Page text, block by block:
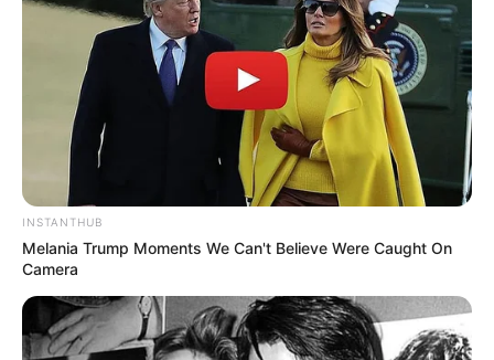
INSTANTHUB
Melania Trump Moments We Can't Believe Were Caught On
Camera